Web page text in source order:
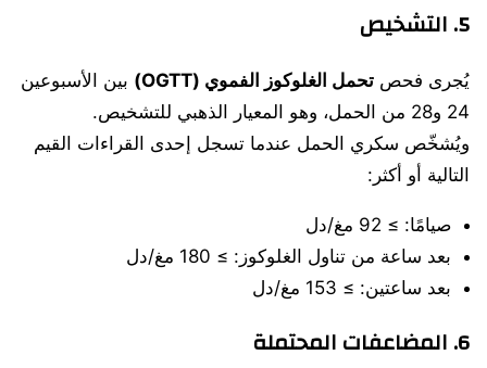
5. التشخيص
يُجرى فحص تحمل الغلوكوز الفموي (OGTT)
بين الأسبوعين
24 و28 من الحمل، وهو المعيار الذهبي للتشخيص.
ويُشخّص سكري الحمل عندما تسجل إحدى القراءات القيم
التالية أو أكثر:
صيامًا: ≥ 92 مغ/دل
بعد ساعة من تناول الغلوكوز: ≥ 180 مغ/دل
بعد ساعتين: ≥ 153 مغ/دل
6. المضاعفات المحتملة